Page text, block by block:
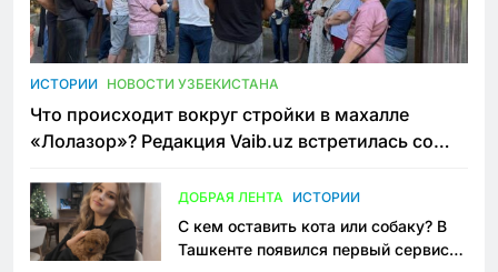
ИСТОРИИ НОВОСТИ УЗБЕКИСТАНА
Что происходит вокруг стройки в махалле
«Лолазор»? Редакция Vaib.uz встретилась со
ДОБРАЯ ЛЕНТА ИСТОРИИ
С кем оставить кота или собаку? В
Ташкенте появился первый сервис